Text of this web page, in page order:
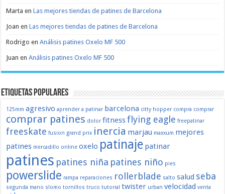
Marta enLas mejores tiendas de patines de Barcelona
Joan enLas mejores tiendas de patines de Barcelona
Rodrigo enAnálisis patines Oxelo MF 500
Juan enAnálisis patines Oxelo MF 500
Etiquetas populares
125mm agresivo aprender a patinar barcelona citty hopper compra comprar
comprar patines dolor fitnessflying eagle freepatinar
freeskate fusion grand prix inercia marjau maxxum mejores
patines mercadillo online oxelo patinaje patinar
patines patines niña patines niño pies
powerslide rampa reparaciones rollerblade salto salud seba
segunda mano slomo tornillos truco tutorial twister urban velocidad venta